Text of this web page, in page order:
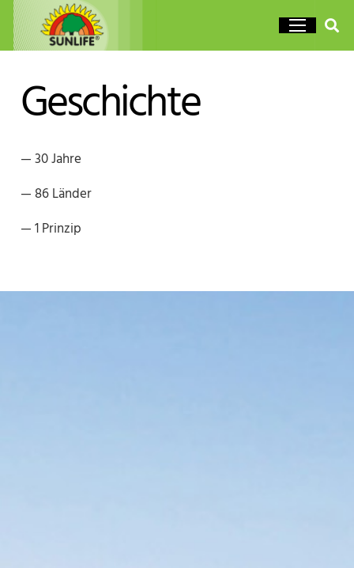
Geschichte
— 30 Jahre
— 86 Länder
— 1 Prinzip